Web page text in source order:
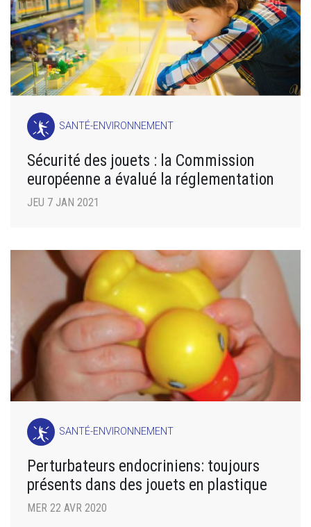
SANTÉ-ENVIRONNEMENT
Sécurité des jouets : la Commission
européenne a évalué la réglementation
JEU 7 JAN 2021
SANTÉ-ENVIRONNEMENT
Perturbateurs endocriniens: toujours
présents dans des jouets en plastique
MER 22 AVR 2020